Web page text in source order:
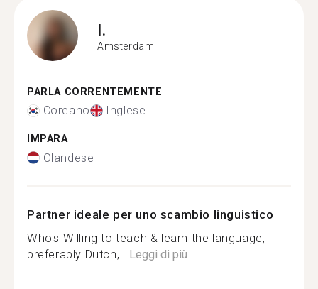
I.
Amsterdam
PARLA CORRENTEMENTE
Coreano Inglese
IMPARA
Olandese
Partner ideale per uno scambio linguistico
Who's Willing to teach & learn the language,
preferably Dutch,... Leggi di più